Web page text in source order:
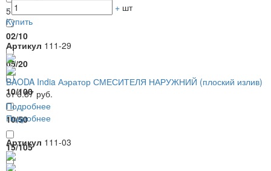
5.Упаковка
02/10
05/20
10/100
10/50
15/105
-
+ шт
Купить
Артикул 111-29
BAODA India Аэратор СМЕСИТЕЛЯ НАРУЖНИЙ (плоский излив)
от 6.87 руб.
Подробнее
Подробнее
Артикул 111-03